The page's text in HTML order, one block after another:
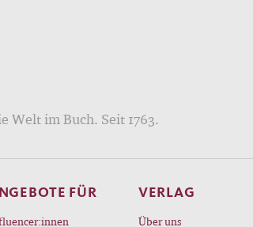
Welt im Buch. Seit 1763.
FÜR VERLAG
Über uns